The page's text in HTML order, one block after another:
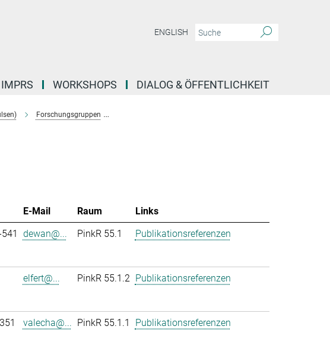
ENGLISH
IMPRS WORKSHOPS DIALOG & ÖFFENTLICHKEIT
Forschungsgruppen
E-Mail Raum
Links
dewan@... PinkR 55.1 Publikationsreferenzen
elfert@... PinkR 55.1.2 Publikationsreferenzen
valecha@... PinkR 55.1.1 Publikationsreferenzen